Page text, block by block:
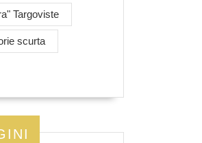
Targoviste
scurta